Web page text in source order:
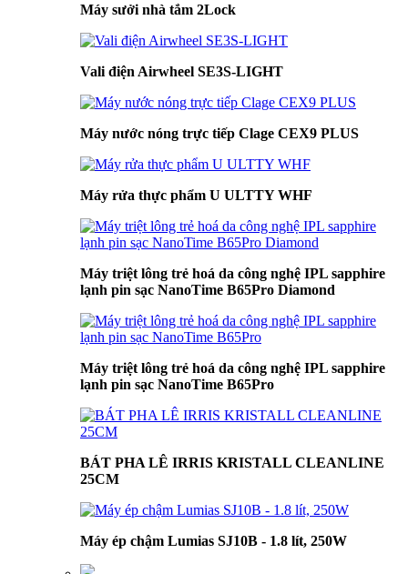
Máy sưởi nhà tắm 2Lock
Vali điện Airwheel SE3S-LIGHT
Máy nước nóng trực tiếp Clage CEX9 PLUS
Máy rửa thực phẩm U ULTTY WHF
Máy triệt lông trẻ hoá da công nghệ IPL sapphire
lạnh pin sạc NanoTime B65Pro Diamond
Máy triệt lông trẻ hoá da công nghệ IPL sapphire
lạnh pin sạc NanoTime B65Pro
BÁT PHA LÊ IRRIS KRISTALL CLEANLINE
25CM
Máy ép chậm Lumias SJ10B - 1.8 lít, 250W